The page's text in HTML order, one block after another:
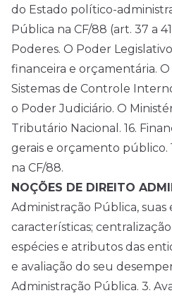
do Estado político-
Pública na CF/88 (art. 37 a
Poderes. O Poder
financeira e orçamentária.
Sistemas de Controle
o Poder Judiciário. O
Tributário Nacional. 16.
gerais e orçamento público.
na CF/88.
NOÇÕES DE DIREITO
Administração Pública, suas
características;
espécies e atributos das
e avaliação do seu
Administração Pública. 3.